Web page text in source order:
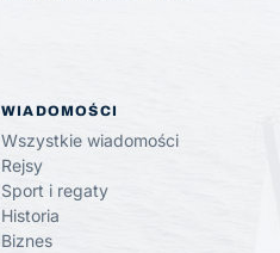
WIADOMOŚCI
Wszystkie wiadomości
Rejsy
Sport i regaty
Historia
Biznes